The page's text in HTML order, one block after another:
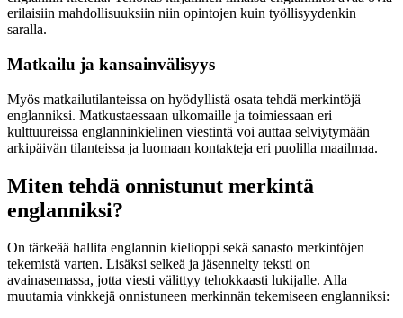
erilaisiin mahdollisuuksiin niin opintojen kuin työllisyydenkin
saralla.
Matkailu ja kansainvälisyys
Myös matkailutilanteissa on hyödyllistä osata tehdä merkintöjä
englanniksi. Matkustaessaan ulkomaille ja toimiessaan eri
kulttuureissa englanninkielinen viestintä voi auttaa selviytymään
arkipäivän tilanteissa ja luomaan kontakteja eri puolilla maailmaa.
Miten tehdä onnistunut merkintä
englanniksi?
On tärkeää hallita englannin kielioppi sekä sanasto merkintöjen
tekemistä varten. Lisäksi selkeä ja jäsennelty teksti on
avainasemassa, jotta viesti välittyy tehokkaasti lukijalle. Alla
muutamia vinkkejä onnistuneen merkinnän tekemiseen englanniksi: